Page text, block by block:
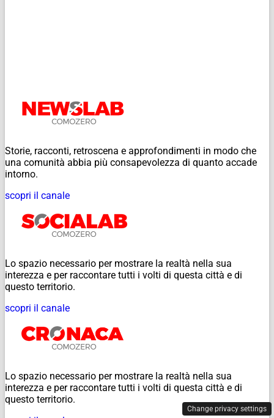
Storie, racconti, retroscena e approfondimenti in modo che
una comunità abbia più consapevolezza di quanto accade
intorno.
scopri il canale
Lo spazio necessario per mostrare la realtà nella sua
interezza e per raccontare tutti i volti di questa città e di
questo territorio.
scopri il canale
Lo spazio necessario per mostrare la realtà nella sua
interezza e per raccontare tutti i volti di questa città e di
questo territorio.
Change privacy settings